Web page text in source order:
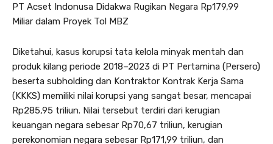
PT Acset Indonusa Didakwa Rugikan Negara Rp179,99
Miliar dalam Proyek Tol MBZ
Diketahui, kasus korupsi tata kelola minyak mentah dan
produk kilang periode 2018–2023 di PT Pertamina (Persero)
beserta subholding dan Kontraktor Kontrak Kerja Sama
(KKKS) memiliki nilai korupsi yang sangat besar, mencapai
Rp285,95 triliun. Nilai tersebut terdiri dari kerugian
keuangan negara sebesar Rp70,67 triliun, kerugian
perekonomian negara sebesar Rp171,99 triliun, dan